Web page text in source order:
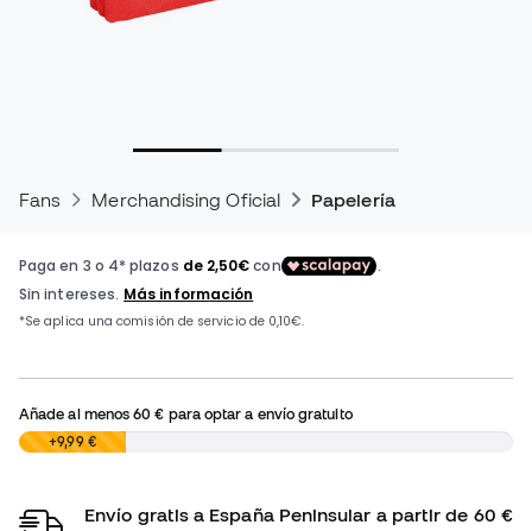
Fans Merchandising Oficial Papelería
Añade al menos60 € para optar a envío gratuito
0,00 €+9,99 €
Envío gratis a España Peninsular a partir de 60 €